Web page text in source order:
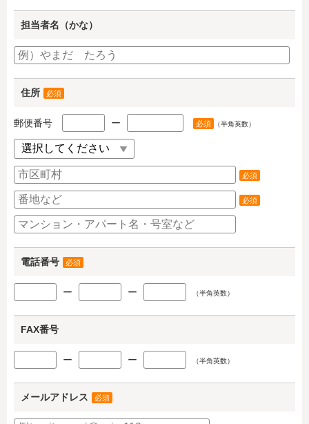
担当者名（かな）
住所 必須
郵便番号 ー 必須 （半角英数）
必須
必須
電話番号 必須
ー ー （半角英数）
FAX番号
ー ー （半角英数）
メールアドレス 必須